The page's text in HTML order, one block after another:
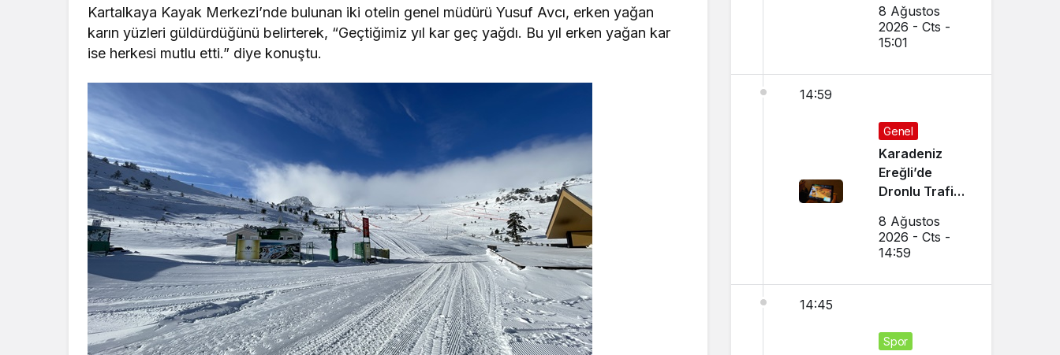
Kartalkaya Kayak Merkezi’nde bulunan iki otelin genel müdürü Yusuf Avcı, erken yağan
karın yüzleri güldürdüğünü belirterek, “Geçtiğimiz yıl kar geç yağdı. Bu yıl erken yağan kar
ise herkesi mutlu etti.” diye konuştu.
Çarpıştı
8 Ağustos
2026 - Cts -
15:01
14:59
Genel
Karadeniz
Ereğli’de
Dronlu Trafik
Yapılıyor
8 Ağustos
2026 - Cts -
14:59
14:45
Spor